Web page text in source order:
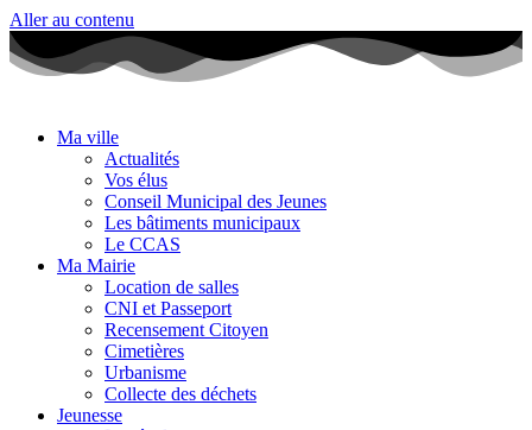
Aller au contenu
Ma ville
Actualités
Vos élus
Conseil Municipal des Jeunes
Les bâtiments municipaux
Le CCAS
Ma Mairie
Location de salles
CNI et Passeport
Recensement Citoyen
Cimetières
Urbanisme
Collecte des déchets
Jeunesse